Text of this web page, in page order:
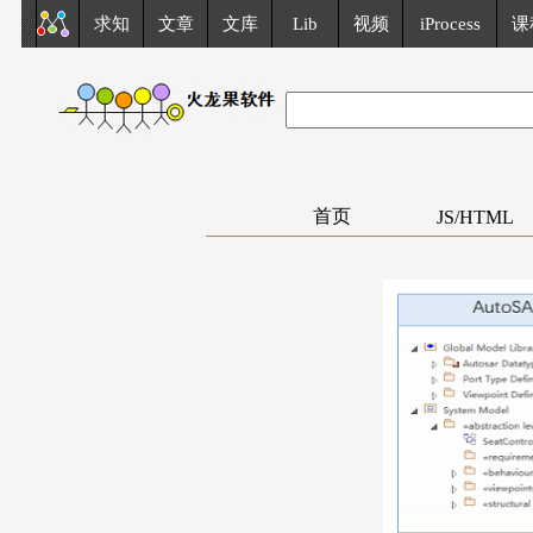
求知 文章 文库 Lib 视频 iProcess 课
首页 JS/HTML